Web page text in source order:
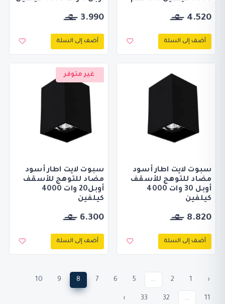
4.520
أضف إلى السلة
3.990
أضف إلى السلة
سبوت لايت اطار أسود
مضاد للتوهج للأسقف
أوبل 30 وات 4000
كيلفين
8.820
أضف إلى السلة
غير متوفر
سبوت لايت اطار أسود
مضاد للتوهج للأسقف
أوبل20 وات 4000
كيلفين
6.300
أضف إلى السلة
‹
1
2
...
5
6
7
8
9
10
11
...
32
33
›